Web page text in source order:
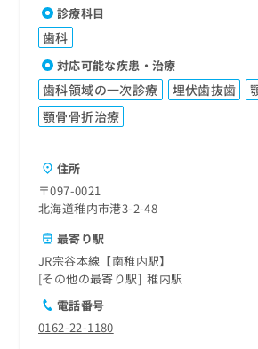
診療科目
歯科
対応可能な疾患・治療
歯科領域の一次診療 埋伏歯抜歯
顎骨骨折治療
住所
〒097-0021
北海道稚内市港3-2-48
最寄り駅
JR宗谷本線【南稚内駅】
その他の最寄り駅
稚内駅
電話番号
0162-22-1180